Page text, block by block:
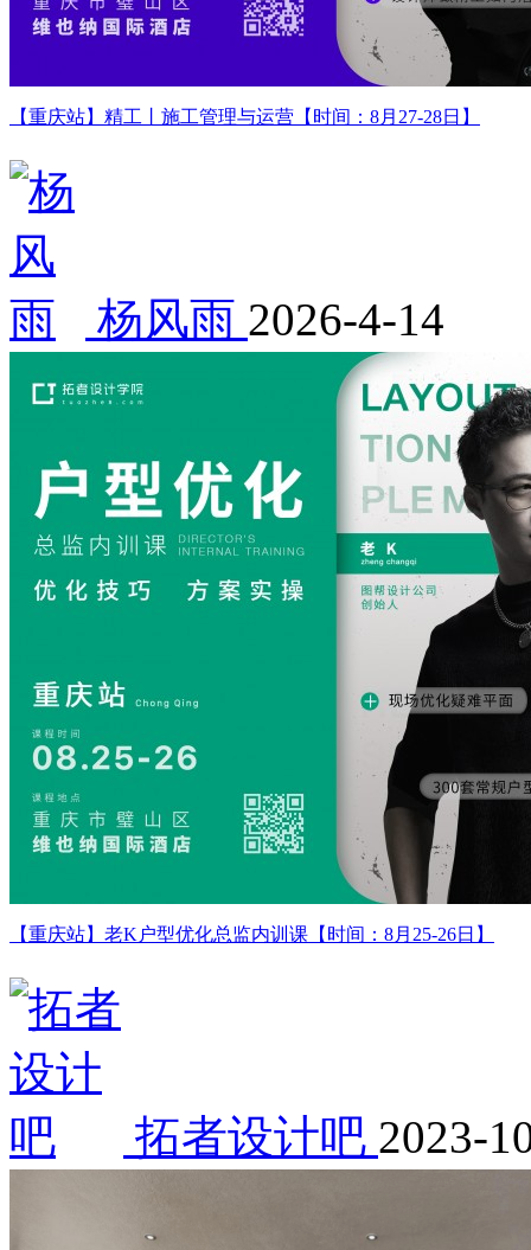
【重庆站】精工丨施工管理与运营【时间：8月27-28日】
杨风雨 2026-4-14
【重庆站】老K户型优化总监内训课【时间：8月25-26日】
拓者设计吧 2023-